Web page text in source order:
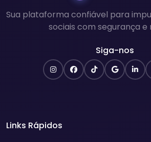
Sua plataforma confiável para
sociais com segurança e
Siga-nos
Links Rápidos